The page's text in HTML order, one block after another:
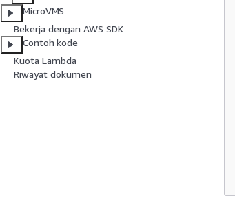
MicroVMS
Bekerja dengan AWS SDK
Contoh kode
Kuota Lambda
Riwayat dokumen